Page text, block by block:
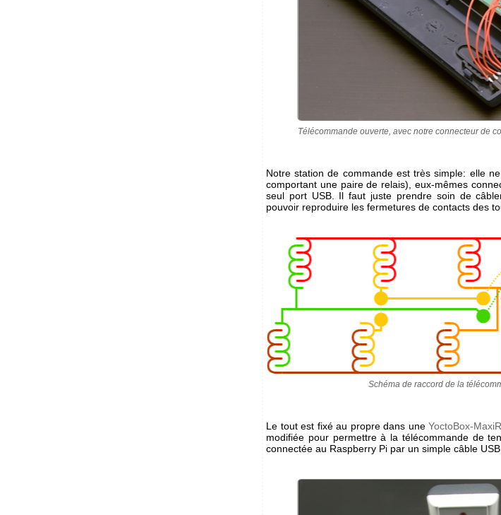
Télécommande ouverte, avec notre connecteur de
Notre station de commande est très simple: elle
comportant une paire de relais), eux-mêmes
seul port USB. Il faut juste prendre soin de
pouvoir reproduire les fermetures de contacts des
Schéma de raccord de la
Le tout est fixé au propre dans une YoctoBox-
modifiée pour permettre à la télécommande de
connectée au Raspberry Pi par un simple câble